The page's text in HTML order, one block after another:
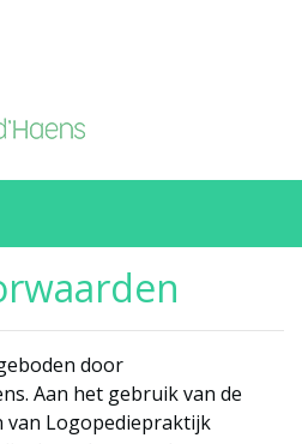
door
Aan het gebruik van de
van Logopediepraktijk